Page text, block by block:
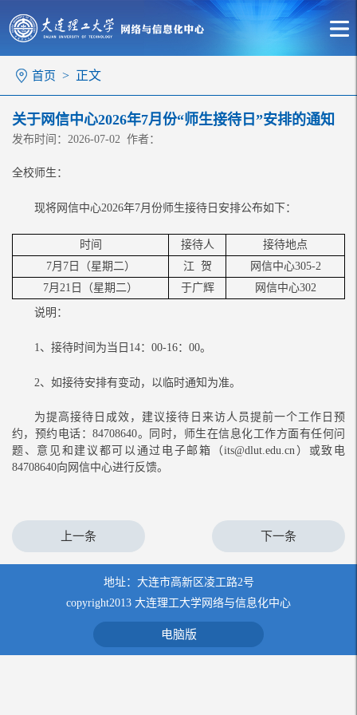
首页 > 正文
关于网信中心2026年7月份“师生接待日”安排的通知
发布时间：2026-07-02 作者：
全校师生：
现将网信中心2026年7月份师生接待日安排公布如下：
时间 接待人
接待地点
7月 7日（星期二） 江 贺 网信中心305-2
7月 21 日（星期二） 于广辉 网信中心302
说明：
1、接待时间为当日14：00-16：00。
2、如接待安排有变动，以临时通知为准。
为提高接待日成效，建议接待日来访人员提前一个工作日预
约，预约电话：84708640。
同时，师生在信息化工作方面有任何问
题、意见和建议都可以通过电子邮箱（its@dlut.edu.cn）或致电
84708640向网信中心进行反馈。
上一条 下一条
地址：大连市高新区凌工路2号
copyright2013 大连理工大学网络与信息化中心
电脑版